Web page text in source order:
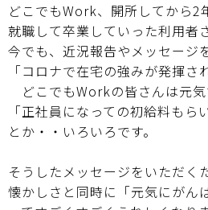
どこでもWork、開所してから2
就職して卒業していった利用者
今でも、近況報告やメッセージ
「コロナで在宅の強みが発揮さ
どこでもWorkの皆さんは元
「正社員になっての初給料もら
とか・・いろいろです。
そうしたメッセージをいただく
懐かしさと同時に「元気にがん